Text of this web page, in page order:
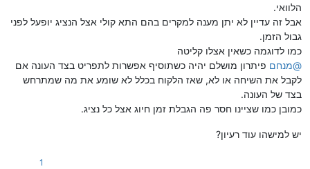
הלוואי.
אבל זה עדיין לא יתן מענה למקרים בהם התא קולי אצל הנציג יופעל לפני
גבול הזמן.
כמו לדוגמה כשאין אצלו קליטה
@מנחם פיתרון מושלם יהיה כשתוסיף אפשרות לתפריט בצד העונה אם
לקבל את השיחה או לא, שאז הלקוח בכלל לא שומע את מה שמתרחש
בצד של העונה.
כמובן כמו שציינו חסר פה הגבלת זמן חיוג אצל כל נציג.
יש למישהו עוד רעיון?
1